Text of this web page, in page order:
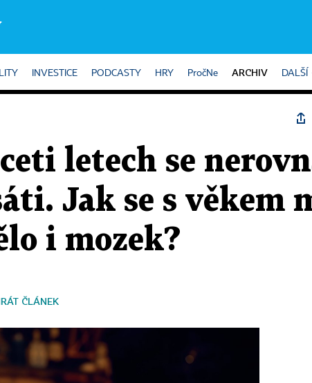
INVESTICE PODCASTY HRY PročNe ARCHIV DALŠÍ
letech se
Jak se s věkem
i mozek?
ČLÁNEK